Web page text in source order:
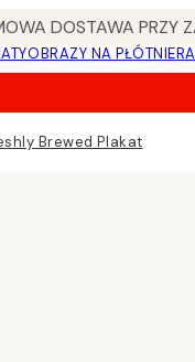
DOSTAWA PRZY
OBRAZY NA PŁÓTNIE
Brewed Plakat